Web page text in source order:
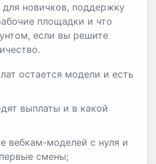
новичков, поддержку
площадки и что
если вы решите
остается модели и есть
выплаты и в какой
вебкам-моделей с нуля и
смены;